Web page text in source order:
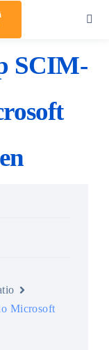
SCIM-
Microsoft